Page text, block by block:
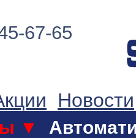
67-65
Новости
▼